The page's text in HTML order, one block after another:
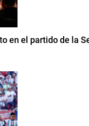
en el partido de la